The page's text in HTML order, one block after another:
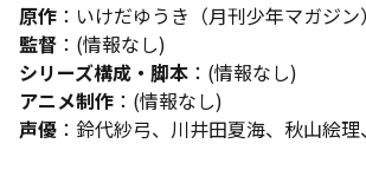
原作 ：いけだゆうき（月刊少年マガジン）
監督 ：(情報なし)
シリーズ構成・脚本 ：(情報なし)
アニメ制作 ：(情報なし)
声優 ：鈴代紗弓、川井田夏海、秋山絵